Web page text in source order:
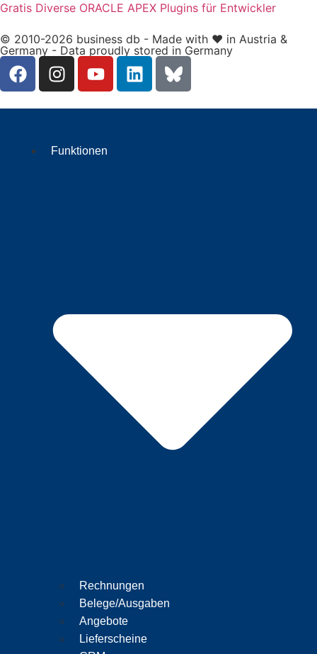
Gratis Diverse ORACLE APEX Plugins für Entwickler
© 2010-2026 business db - Made with ❤️ in Austria &
Germany - Data proudly stored in Germany
Funktionen
Rechnungen
Belege/Ausgaben
Angebote
Lieferscheine